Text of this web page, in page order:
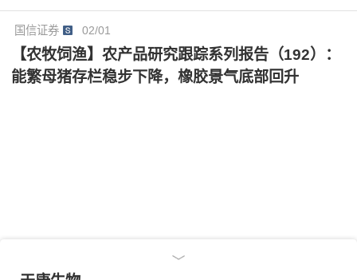
国信证券 02/01
【农牧饲渔】农产品研究跟踪系列报告（192）：
能繁母猪存栏稳步下降，橡胶景气底部回升